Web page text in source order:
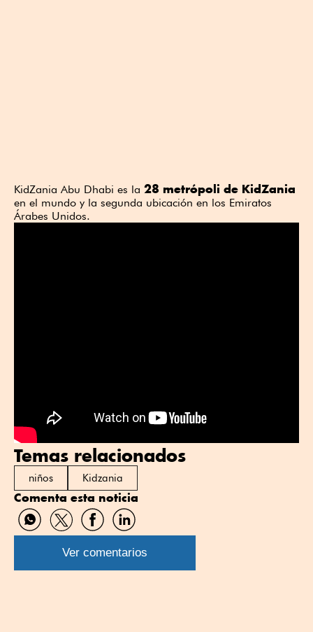
KidZania Abu Dhabi es la 28 metrópoli de KidZania
en el mundo y la segunda ubicación en los Emiratos
Árabes Unidos.
Temas relacionados
niños Kidzania
Comenta esta noticia
Compartir
por
WhatsApp
Compartir
por
Twitter
Compartir
por
Facebook
Compartir
por
Linkedin
Ver comentarios